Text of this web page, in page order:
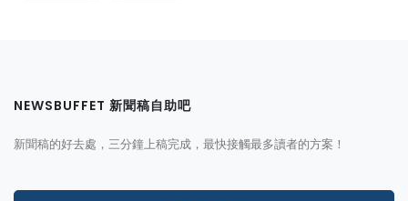
NEWSBUFFET 新聞稿自助吧
新聞稿的好去處，三分鐘上稿完成，最快接觸最多讀者的方案！